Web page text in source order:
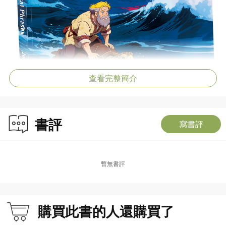
查看完整簡介
書評 寫書評
暫無書評
購買此書的人還購買了